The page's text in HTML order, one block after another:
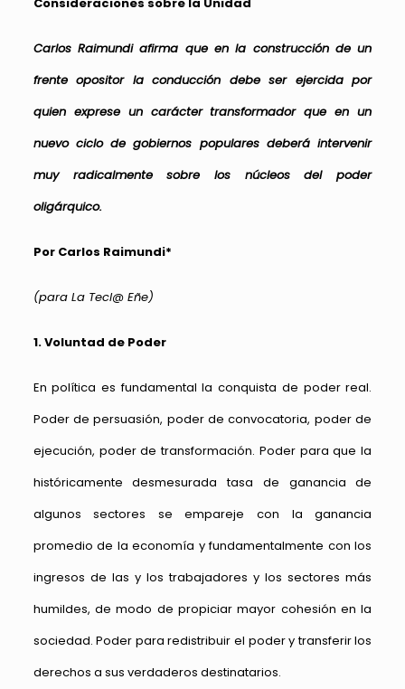
Carlos Raimundi afirma que en la construcción de un
frente opositor la conducción debe ser ejercida por
quien exprese un carácter transformador que en un
nuevo ciclo de gobiernos populares deberá intervenir
muy radicalmente sobre los núcleos del poder
oligárquico.
Por Carlos Raimundi*
(para La Tecl@ Eñe)
1. Voluntad de Poder
En política es fundamental la conquista de poder real.
Poder de persuasión, poder de convocatoria, poder de
ejecución, poder de transformación. Poder para que la
históricamente desmesurada tasa de ganancia de
algunos sectores se empareje con la ganancia
promedio de la economía y fundamentalmente con los
ingresos de las y los trabajadores y los sectores más
humildes, de modo de propiciar mayor cohesión en la
sociedad. Poder para redistribuir el poder y transferir los
derechos a sus verdaderos destinatarios.